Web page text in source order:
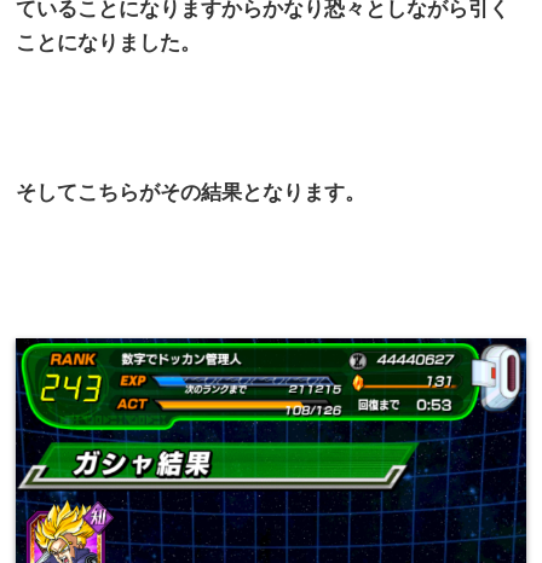
ていることになりますからかなり恐々としながら引く
ことになりました。
そしてこちらがその結果となります。